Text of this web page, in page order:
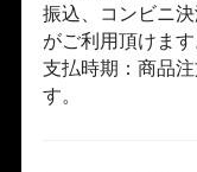
振込、コンビニ
がご利用頂けます
支払時期：商品
す。